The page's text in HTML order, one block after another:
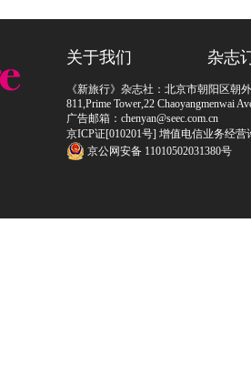
关于我们 杂志
《新旅行》杂志社：北京市朝阳区朝
811,Prime Tower,22 Chaoyangmenwai
广告邮箱：chenyan@seec.com.cn
京ICP证[010201号] 增值电信业务经
京公网安备 11010502031380号